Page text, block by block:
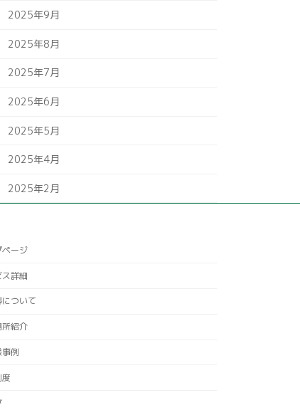
2025年9月
2025年8月
2025年7月
2025年6月
2025年5月
2025年4月
2025年2月
ページ
詳細
ついて
所紹介
例